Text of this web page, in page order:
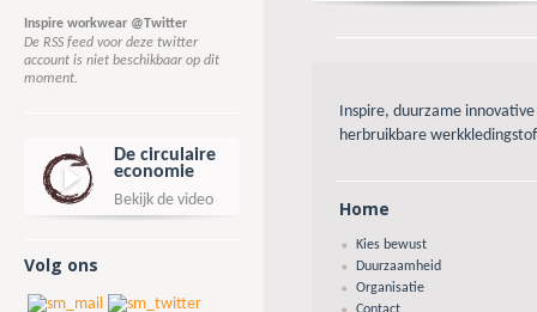
Inspire workwear @Twitter
De RSS feed voor deze twitter
account is niet beschikbaar op dit
moment.
De circulaire
economie
Bekijk de video
Volg ons
Inspire, duurzame
herbruikbare
Home
Kies bewust
Duurzaamheid
Organisatie